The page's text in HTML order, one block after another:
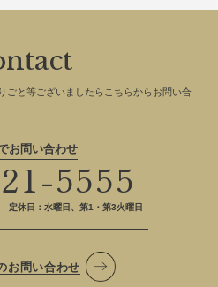
ごと等ございましたらこちらからお問い合
お問い合わせ
5555
定休日：水曜日、第1・第3火曜日
お問い合わせ